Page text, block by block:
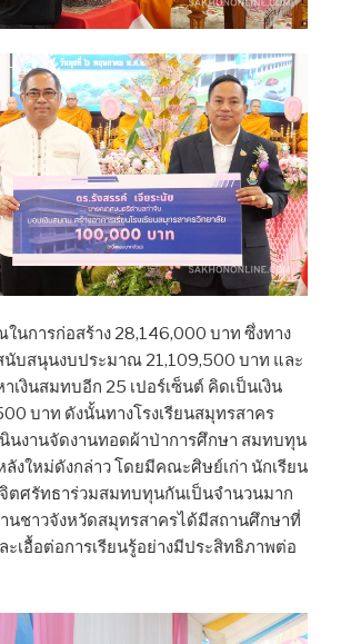
นการก่อสร้าง 28,146,000 บาท ซึ่งทาง
นับสนุนงบประมาณ 21,109,500 บาท และ
าเงินสมทบอีก 25 เปอร์เซ็นต์ คิดเป็นเงิน
บาท ดังนั้นทางโรงเรียนสมุทรสาคร
นงานจัดงานทอดผ้าป่าการศึกษา สมทบทุน
ลังใหม่ดังกล่าว โดยมีคณะศิษย์เก่า นักเรียน
ตศรัทธาร่วมสมทบทุนกันเป็นจำนวนมาก
นชาวจังหวัดสมุทรสาครได้มีสถานศึกษาที่
เอื้อต่อการเรียนรู้อย่างมีประสิทธิภาพต่อ